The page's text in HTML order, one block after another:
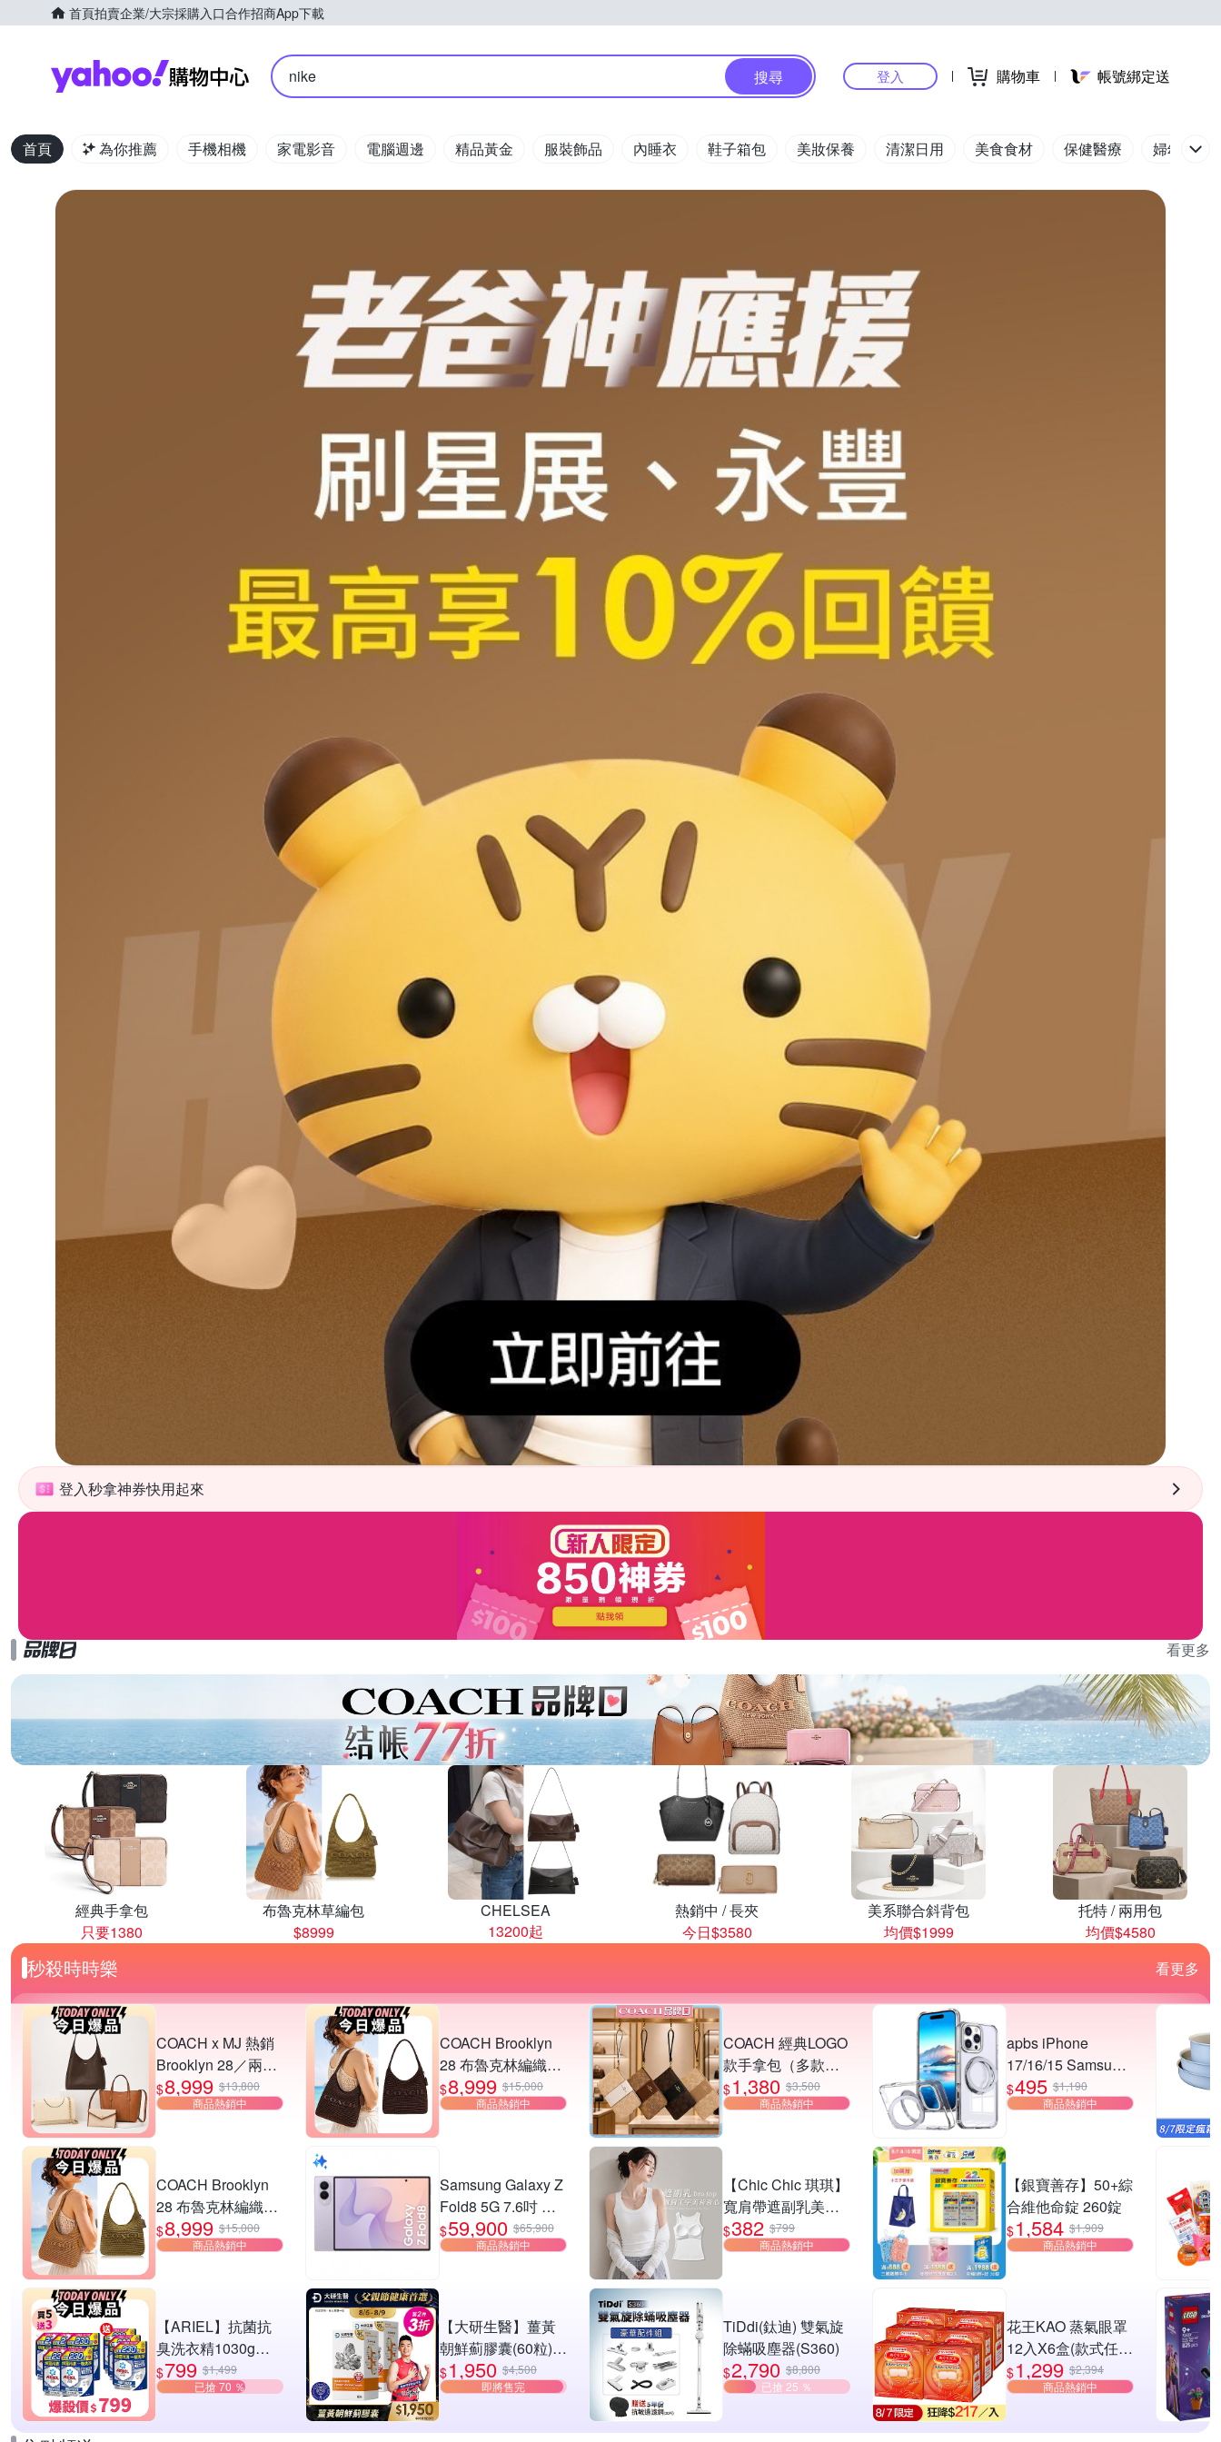
首頁拍賣企業/大宗採購入口合作招商App下載
Yahoo購物中心
nike 搜尋 登入 購物車 帳號綁定送
首頁 為你推薦 手機相機 家電影音 電腦週邊 精品黃金 服裝飾品 內睡衣 鞋子箱包 美妝保養 清潔日用 美食食材 保健醫療 婦幼玩具
登入秒拿神券快用起來
看更多
經典手拿包
只要1380
布魯克林草編包
$8999
CHELSEA
13200起
熱銷中 / 長夾
今日$3580
美系聯合斜背包
均價$1999
托特 / 兩用包
均價$4580
秒殺時時樂 看更多
COACH x MJ 熱銷
Brooklyn 28／兩用
／斜背包均一價-多
款可選
$8,999 $13,800
商品熱銷中
COACH Brooklyn
28 布魯克林編織款
單肩包-橄欖綠
$8,999 $15,000
商品熱銷中
【ARIEL】抗菌抗
臭洗衣精1030g補
充包 X8 (抗菌去漬/
室內晾曬) 兩款任選
$799 $1,499
已搶 70 ％
COACH Brooklyn
28 布魯克林編織款
單肩包-深咖
$8,999 $15,000
商品熱銷中
Samsung Galaxy Z
Fold8 5G 7.6吋 摺
疊手機 (12G/512G)
$59,900 $65,900
商品熱銷中
【大研生醫】薑黃
朝鮮薊膠囊(60粒)
(第2件3折)(共計2
盒)
$1,950 $4,500
即將售完
COACH 經典LOGO
款手拿包（多款任
選）
$1,380 $3,500
商品熱銷中
【Chic Chic 琪琪】
寬肩帶遮副乳美背
BraTop(無鋼圈/自
帶胸墊/日常百搭/修
$382 $799
商品熱銷中
TiDdi(鈦迪) 雙氣旋
除蟎吸塵器(S360)
$2,790 $8,800
已搶 25 ％
apbs iPhone
17/16/15 Samsung
S26/S25系列 軍規
360旋轉磁吸立架手
$495 $1,190
商品熱銷中
【銀寶善存】50+綜
合維他命錠 260錠
$1,584 $1,909
商品熱銷中
花王KAO 蒸氣眼罩
12入X6盒(款式任
選)
$1,299 $2,394
商品熱銷中